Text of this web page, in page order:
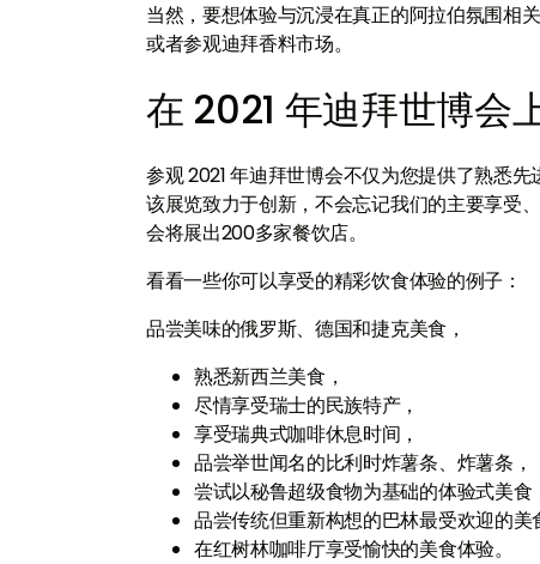
当然，要想体验与沉浸在真正的阿拉伯氛围相
或者参观迪拜香料市场。
在 2021 年迪拜世博会
参观 2021 年迪拜世博会不仅为您提供了熟悉
该展览致力于创新，不会忘记我们的主要享受
会将展出200多家餐饮店。
看看一些你可以享受的精彩饮食体验的例子：
品尝美味的俄罗斯、德国和捷克美食，
熟悉新西兰美食，
尽情享受瑞士的民族特产，
享受瑞典式咖啡休息时间，
品尝举世闻名的比利时炸薯条、炸薯条，
尝试以秘鲁超级食物为基础的体验式美食
品尝传统但重新构想的巴林最受欢迎的美
在红树林咖啡厅享受愉快的美食体验。